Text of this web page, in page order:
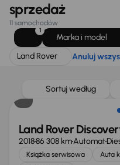
sprzedaż
11 samochodów
1
Marka i model
Land Rover
Anuluj
Sortuj według
Możliwość odliczenia
Land Rover
201886 308 kmAutomat
Książka serwisowa Auta